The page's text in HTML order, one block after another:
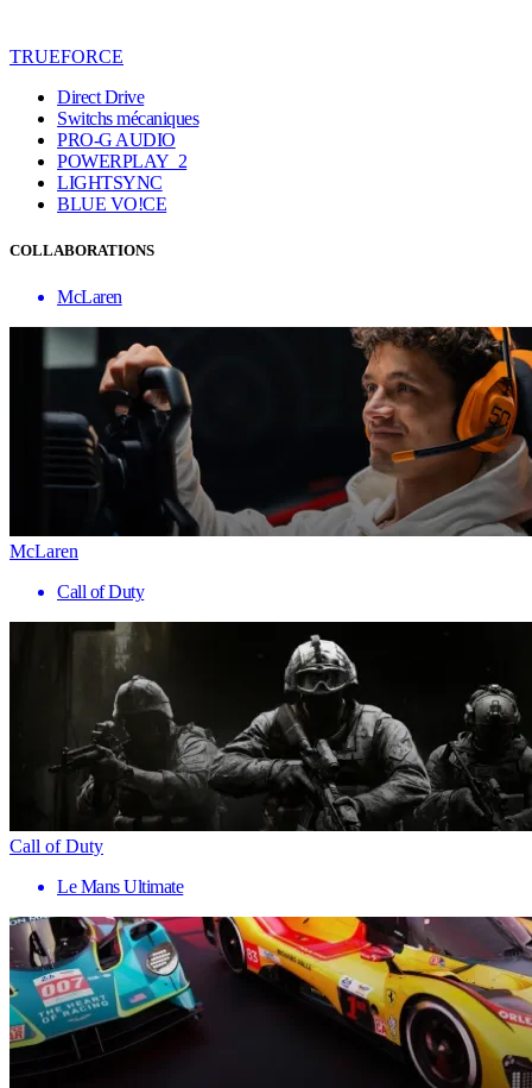
TRUEFORCE
Direct Drive
Switchs mécaniques
PRO-G AUDIO
POWERPLAY 2
LIGHTSYNC
BLUE VO!CE
COLLABORATIONS
McLaren
McLaren
Call of Duty
Call of Duty
Le Mans Ultimate